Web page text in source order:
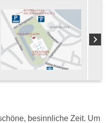
besinnliche Zeit. Um